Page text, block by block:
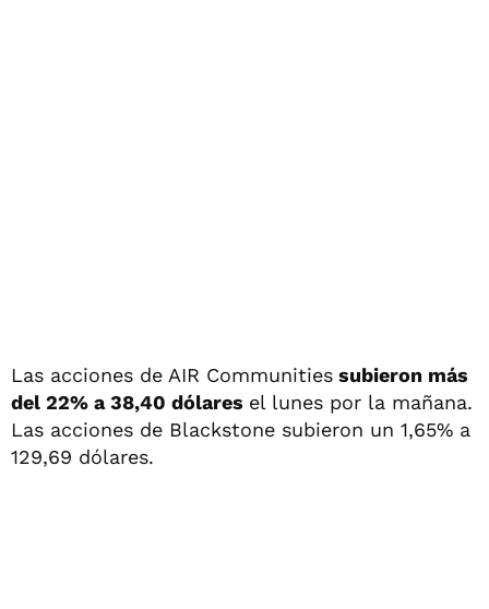
Las acciones de AIR Communities subieron más
del 22% a 38,40 dólares el lunes por la mañana.
Las acciones de Blackstone subieron un 1,65% a
129,69 dólares.